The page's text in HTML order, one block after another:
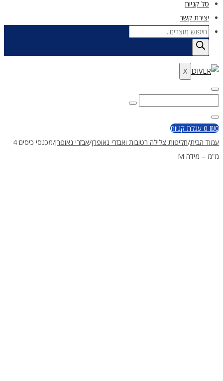
סל קניות
יצירת קשר
Products
search
X
Enter
Keywordfor:
Close
₪0
0 עגלת קניות
עמוד הבית/חליפות צלילה רטובות ואבזרי נאופרן/אבזרי נאופרן/
מכנסי כיסים 4
מ”מ – מידה M